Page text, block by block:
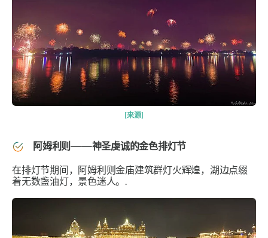
[来源]
阿姆利则——神圣虔诚的金色排灯节
在排灯节期间，阿姆利则金庙建筑群灯火辉煌，湖边点缀
着无数盏油灯，景色迷人。.